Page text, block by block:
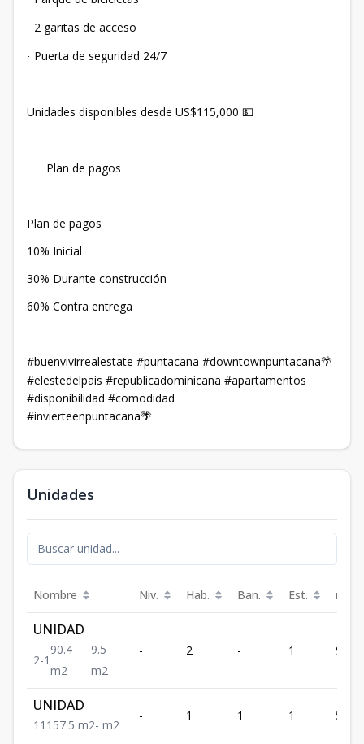
· 2 garitas de acceso
· Puerta de seguridad 24/7
Unidades disponibles desde US$115,000 💵
Plan de pagos
Plan de pagos
10% Inicial
30% Durante construcción
60% Contra entrega
#buenvivirrealestate #puntacana #downtownpuntacana🌴
#elestedelpais #republicadominicana #apartamentos
#disponibilidad #comodidad
#invierteenpuntacana🌴
Unidades
Nombre Niv. Hab. Ban. Est. m²
UNIDAD
2-1
90.4
m2
9.5
m2
- 2 - 1 90.4
UNIDAD
1 1 1 57.5 m2- m2
- 1 1 1 57.5